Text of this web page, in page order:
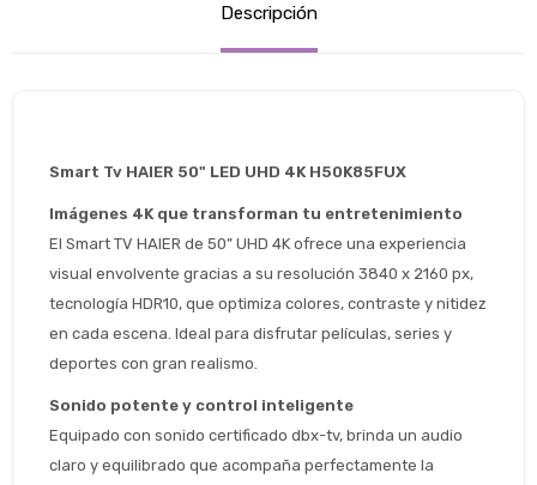
Descripción
Smart Tv HAIER 50" LED UHD 4K H50K85FUX
Imágenes 4K que transforman tu entretenimiento
El Smart TV HAIER de 50” UHD 4K ofrece una experiencia
visual envolvente gracias a su resolución 3840 x 2160 px,
tecnología HDR10, que optimiza colores, contraste y nitidez
en cada escena. Ideal para disfrutar películas, series y
deportes con gran realismo.
Sonido potente y control inteligente
Equipado con sonido certificado dbx-tv, brinda un audio
claro y equilibrado que acompaña perfectamente la